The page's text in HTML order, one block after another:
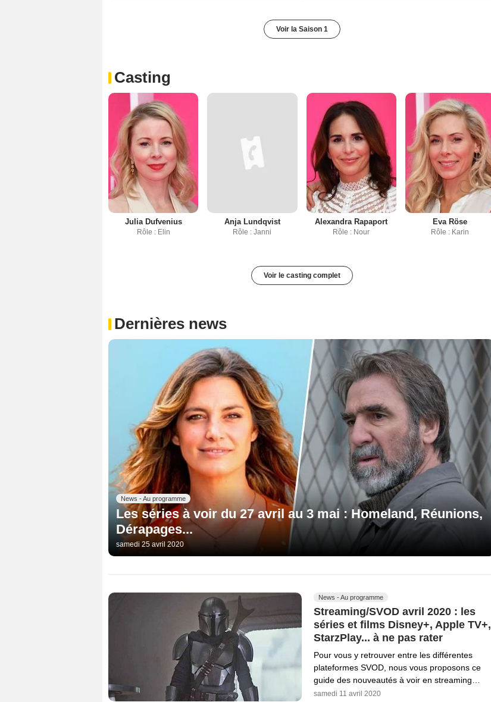
Voir la Saison 1
Casting
Julia Dufvenius
Rôle : Elin
Anja Lundqvist
Rôle : Janni
Alexandra Rapaport
Rôle : Nour
Eva Röse
Rôle : Karin
Voir le casting complet
Dernières news
News - Au programme
Les séries à voir du 27 avril au 3 mai : Homeland, Réunions,
Dérapages...
samedi 25 avril 2020
News - Au programme
Streaming/SVOD avril 2020 : les
séries et films Disney+, Apple TV+,
StarzPlay... à ne pas rater
Pour vous y retrouver entre les différentes
plateformes SVOD, nous vous proposons ce
guide des nouveautés à voir en streaming…
samedi 11 avril 2020